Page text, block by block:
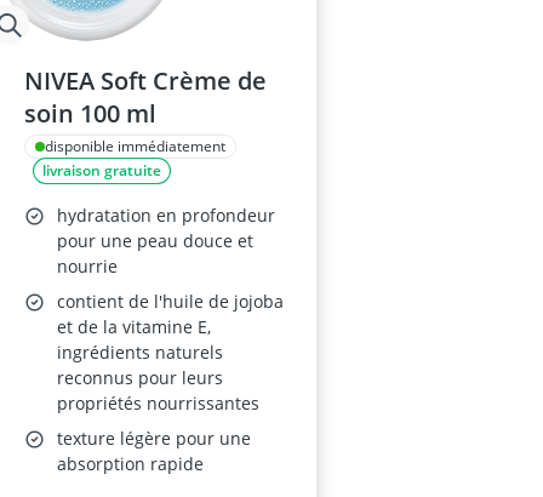
NIVEA Soft Crème de
soin 100 ml
disponible immédiatement
livraison gratuite
hydratation en profondeur
pour une peau douce et
nourrie
contient de l'huile de jojoba
et de la vitamine E,
ingrédients naturels
reconnus pour leurs
propriétés nourrissantes
texture légère pour une
absorption rapide